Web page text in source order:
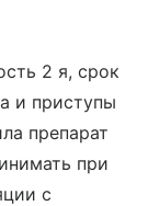
2 я, срок
и приступы
препарат
при
с